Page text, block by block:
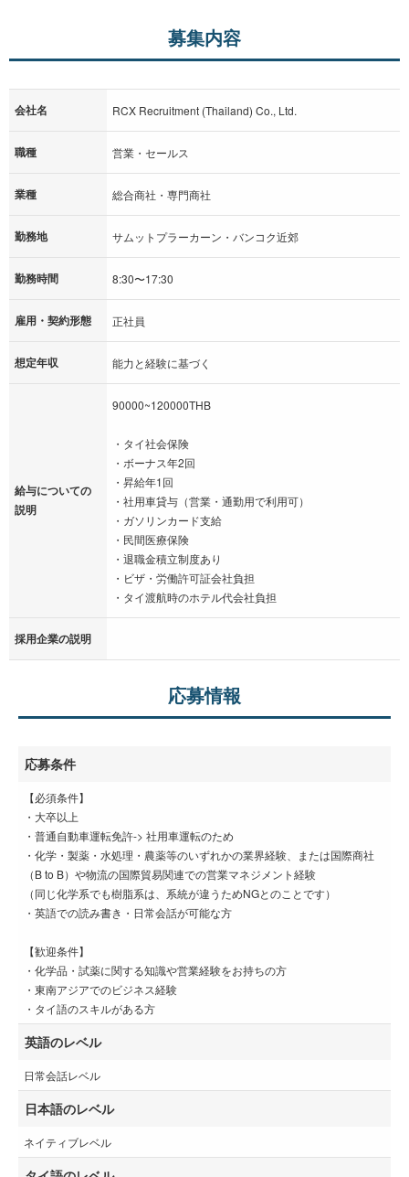
募集内容
会社名 RCX Recruitment (Thailand) Co., Ltd.
職種 営業・セールス
業種 総合商社・専門商社
勤務地 サムットプラーカーン・バンコク近郊
勤務時間 8:30〜17:30
雇用・契約形態 正社員
想定年収 能力と経験に基づく
給与についての
説明
90000~120000THB
・タイ社会保険
・ボーナス年2回
・昇給年1回
・社用車貸与（営業・通勤用で利用可）
・ガソリンカード支給
・民間医療保険
・退職金積立制度あり
・ビザ・労働許可証会社負担
・タイ渡航時のホテル代会社負担
採用企業の説明
応募情報
応募条件
【必須条件】
・大卒以上
・普通自動車運転免許-> 社用車運転のため
・化学・製薬・水処理・農薬等のいずれかの業界経験、または国際商社
（B to B）や物流の国際貿易関連での営業マネジメント経験
（同じ化学系でも樹脂系は、系統が違うためNGとのことです）
・英語での読み書き・日常会話が可能な方
【歓迎条件】
・化学品・試薬に関する知識や営業経験をお持ちの方
・東南アジアでのビジネス経験
・タイ語のスキルがある方
英語のレベル
日常会話レベル
日本語のレベル
ネイティブレベル